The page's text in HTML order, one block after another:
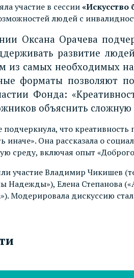
участие в сессии
людей с
Оксана Орачева
развитие
из самых необходимых
форматы позволяют
Фонда:
объяснить
подчеркнула, что
иначе». Она рассказала о
среду, включая опыт
участие Владимир Чикишев
Надежды»), Елена Степанова
Модерировала дискуссию